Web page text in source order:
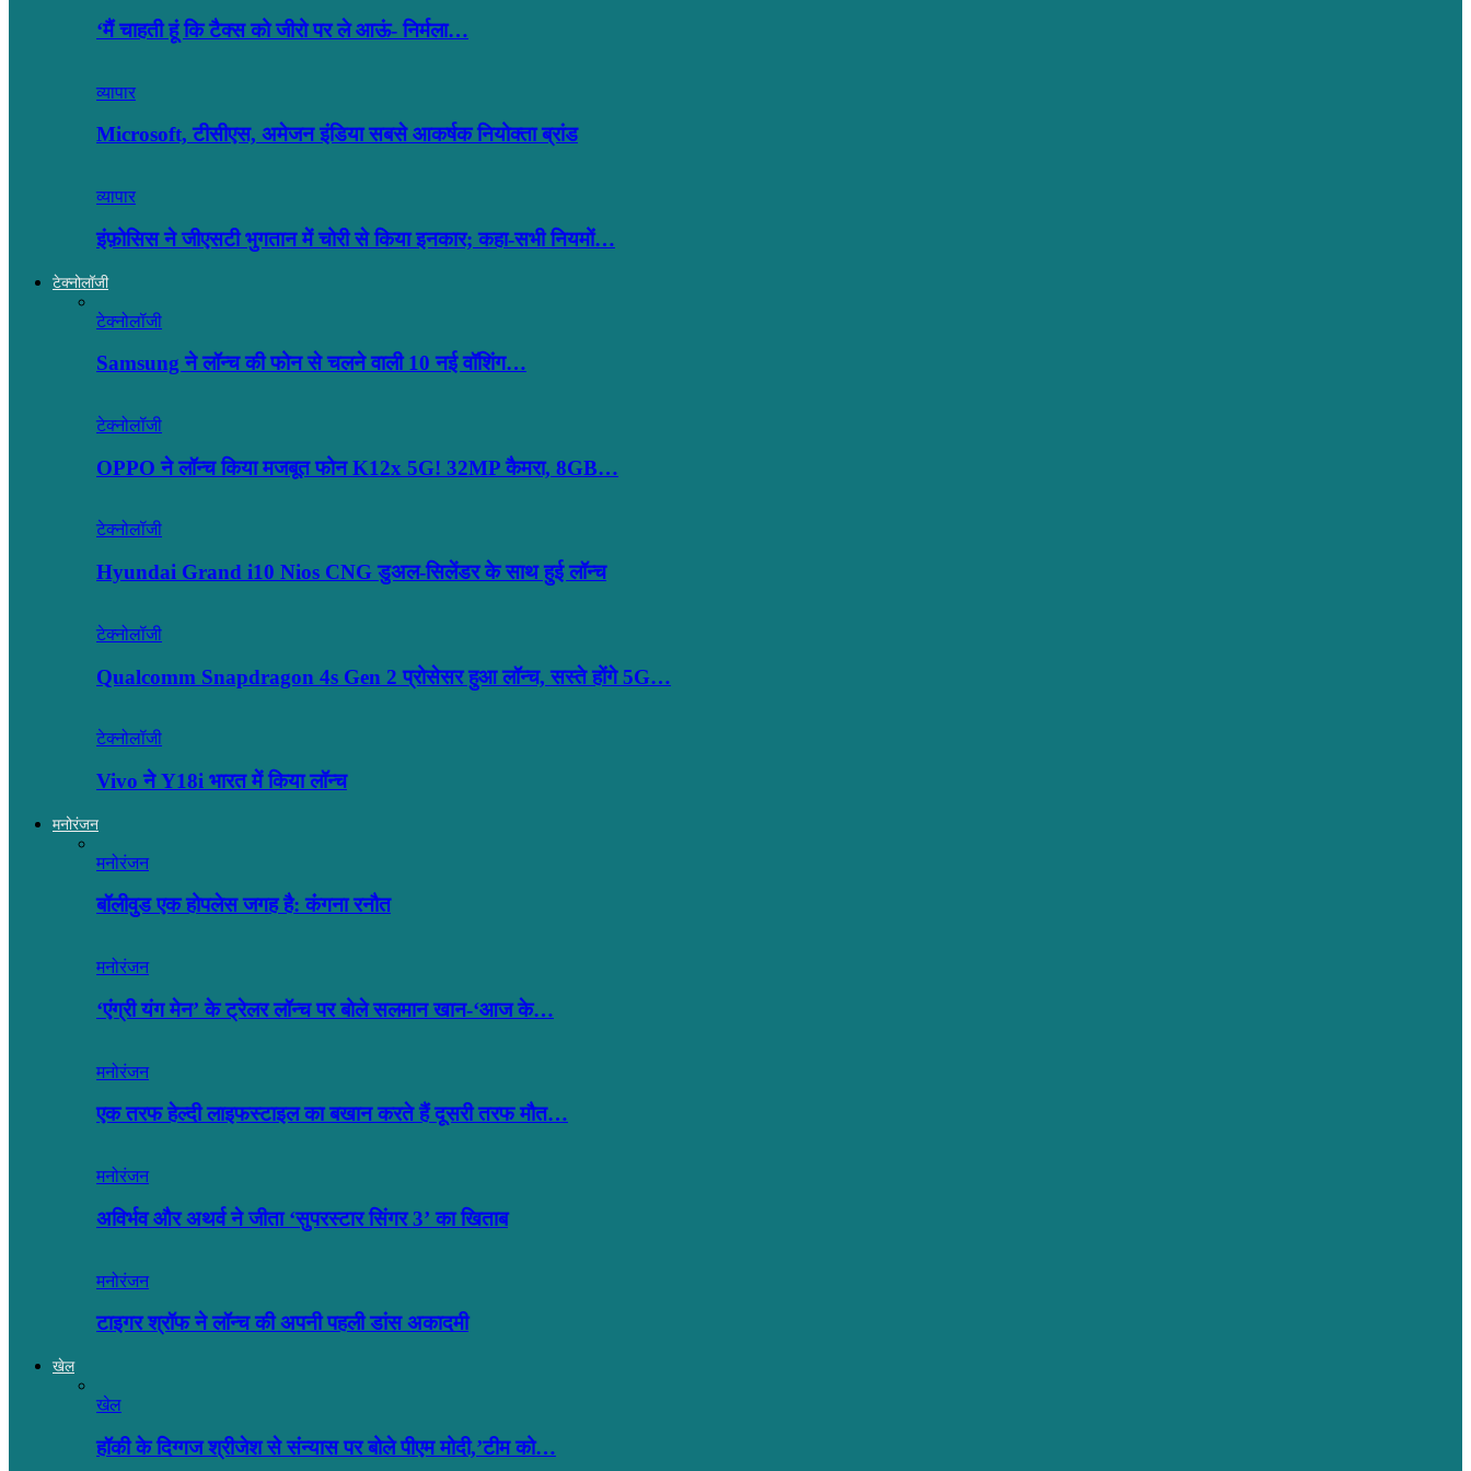
‘मैं चाहती हूं कि टैक्स को जीरो पर ले आऊं- निर्मला…
व्यापार
Microsoft, टीसीएस, अमेजन इंडिया सबसे आकर्षक नियोक्ता ब्रांड
व्यापार
इंफ़ोसिस ने जीएसटी भुगतान में चोरी से किया इनकार; कहा-सभी नियमों…
टेक्नोलॉजी
टेक्नोलॉजी
Samsung ने लॉन्च की फोन से चलने वाली 10 नई वॉशिंग…
टेक्नोलॉजी
OPPO ने लॉन्‍च किया मजबूत फोन K12x 5G! 32MP कैमरा, 8GB…
टेक्नोलॉजी
Hyundai Grand i10 Nios CNG डुअल-सिलेंडर के साथ हुई लॉन्च
टेक्नोलॉजी
Qualcomm Snapdragon 4s Gen 2 प्रोसेसर हुआ लॉन्च, सस्ते होंगे 5G…
टेक्नोलॉजी
Vivo ने Y18i भारत में किया लॉन्च
मनोरंजन
मनोरंजन
बॉलीवुड एक होपलेस जगह है: कंंगना रनौत
मनोरंजन
‘एंग्री यंग मेन’ के ट्रेलर लॉन्च पर बोले सलमान खान-‘आज के…
मनोरंजन
एक तरफ हेल्दी लाइफस्टाइल का बखान करते हैं दूसरी तरफ मौत…
मनोरंजन
अविर्भव और अथर्व ने जीता ‘सुपरस्टार सिंगर 3’ का खिताब
मनोरंजन
टाइगर श्रॉफ ने लॉन्च की अपनी पहली डांस अकादमी
खेल
खेल
हॉकी के दिग्गज श्रीजेश से संन्यास पर बोले पीएम मोदी,’टीम को…